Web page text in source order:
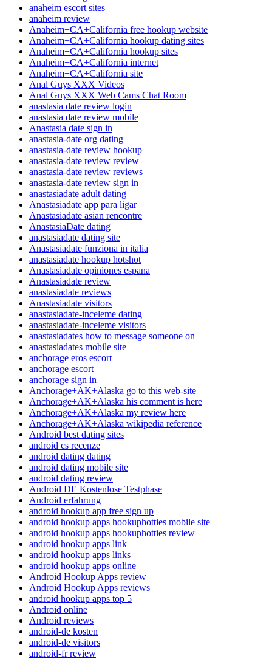
anaheim escort sites
anaheim review
Anaheim+CA+California free hookup website
Anaheim+CA+California hookup dating sites
Anaheim+CA+California hookup sites
Anaheim+CA+California internet
Anaheim+CA+California site
Anal Guys XXX Videos
Anal Guys XXX Web Cams Chat Room
anastasia date review login
anastasia date review mobile
Anastasia date sign in
anastasia-date org dating
anastasia-date review hookup
anastasia-date review review
anastasia-date review reviews
anastasia-date review sign in
anastasiadate adult dating
Anastasiadate app para ligar
Anastasiadate asian rencontre
AnastasiaDate dating
anastasiadate dating site
Anastasiadate funziona in italia
anastasiadate hookup hotshot
Anastasiadate opiniones espana
Anastasiadate review
anastasiadate reviews
Anastasiadate visitors
anastasiadate-inceleme dating
anastasiadate-inceleme visitors
anastasiadates how to message someone on
anastasiadates mobile site
anchorage eros escort
anchorage escort
anchorage sign in
Anchorage+AK+Alaska go to this web-site
Anchorage+AK+Alaska his comment is here
Anchorage+AK+Alaska my review here
Anchorage+AK+Alaska wikipedia reference
Android best dating sites
android cs recenze
android dating dating
android dating mobile site
android dating review
Android DE Kostenlose Testphase
Android erfahrung
android hookup app free sign up
android hookup apps hookuphotties mobile site
android hookup apps hookuphotties review
android hookup apps link
android hookup apps links
android hookup apps online
Android Hookup Apps review
Android Hookup Apps reviews
android hookup apps top 5
Android online
Android reviews
android-de kosten
android-de visitors
android-fr review